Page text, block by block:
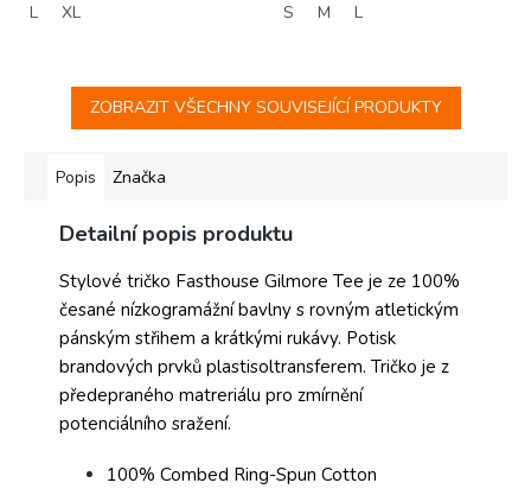
L XL S M L
ZOBRAZIT VŠECHNY SOUVISEJÍCÍ PRODUKTY
Popis Značka
Detailní popis produktu
Stylové tričko Fasthouse Gilmore Tee je ze 100%
česané nízkogramážní bavlny s rovným atletickým
pánským střihem a krátkými rukávy. Potisk
brandových prvků plastisoltransferem. Tričko je z
předepraného matreriálu pro zmírnění
potenciálního sražení.
100% Combed Ring-Spun Cotton